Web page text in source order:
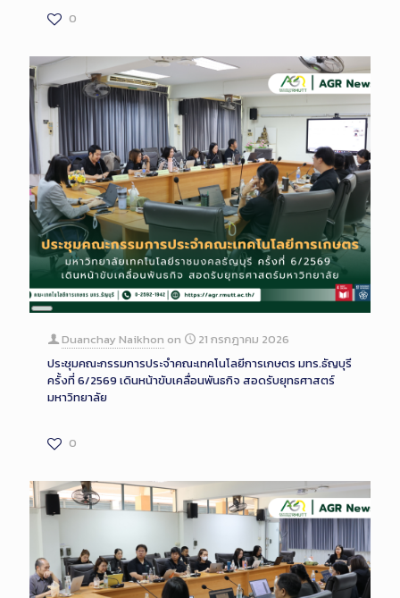
0
Long
Description
Duanchay Naikhon on
21 กรกฎาคม 2026
ประชุมคณะกรรมการประจำคณะเทคโนโลยีการเกษตร มทร.ธัญบุรี
ครั้งที่ 6/2569 เดินหน้าขับเคลื่อนพันธกิจ สอดรับยุทธศาสตร์
มหาวิทยาลัย
0